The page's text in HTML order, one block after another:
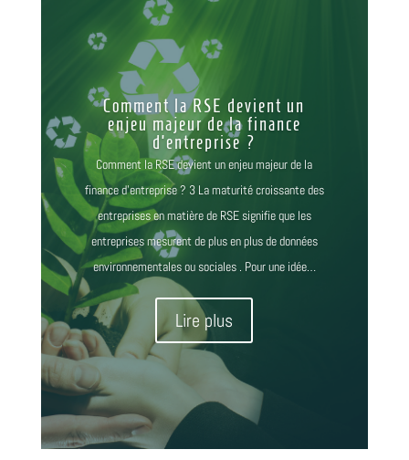
Comment la RSE devient un
enjeu majeur de la finance
d’entreprise ?
Comment la RSE devient un enjeu majeur de la
finance d'entreprise ? 3 La maturité croissante des
entreprises en matière de RSE signifie que les
entreprises mesurent de plus en plus de données
environnementales ou sociales . Pour une idée…
Lire plus